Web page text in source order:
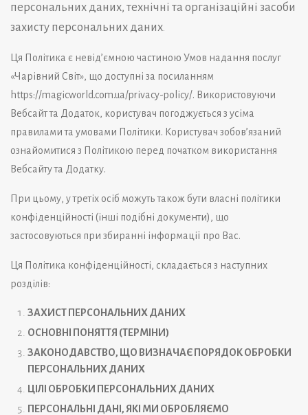
персональних даних, технічні та організаційні засоби
захисту персональних даних
Ця Політика є невід’ємною частиною Умов надання послуг
«Чарівний Світ», що доступні за посиланням
https://magicworld.com.ua/privacy-policy/. Використовуючи
Вебсайт та Додаток, користувач погоджується з усіма
правилами та умовами Політики. Користувач зобов’язаний
ознайомитися з Політикою перед початком використання
Вебсайту та Додатку.
При цьому, у третіх осіб можуть також бути власні політики
конфіденційності (інші подібні документи), що
застосовуються при збиранні інформації про Вас.
Ця Політика конфіденційності, складається з наступних
розділів:
ЗАХИСТ ПЕРСОНАЛЬНИХ ДАНИХ
ОСНОВНІ ПОНЯТТЯ (ТЕРМІНИ)
ЗАКОНОДАВСТВО, ЩО ВИЗНАЧАЄ ПОРЯДОК ОБРОБКИ
ПЕРСОНАЛЬНИХ ДАНИХ
ЦІЛІ ОБРОБКИ ПЕРСОНАЛЬНИХ ДАНИХ
ПЕРСОНАЛЬНІ ДАНІ, ЯКІ МИ ОБРОБЛЯЄМО